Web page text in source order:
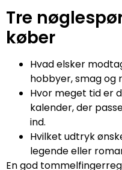
Tre
køber
Hvad elsker
hobbyer, smag og
Hvor meget tid er
kalender, der
ind.
Hvilket udtryk
legende eller
En god